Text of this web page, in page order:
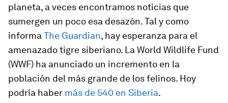
planeta, a veces encontramos noticias que
sumergen un poco esa desazón. Tal y como
informa The Guardian, hay esperanza para el
amenazado tigre siberiano. La World Wildlife Fund
(WWF) ha anunciado un incremento en la
población del más grande de los felinos. Hoy
podría haber más de 540 en Siberia.